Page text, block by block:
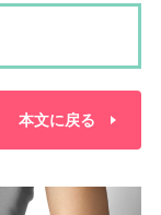
本文に戻る